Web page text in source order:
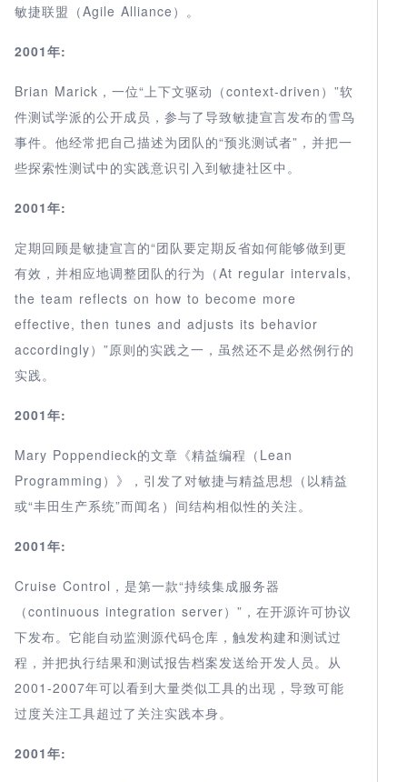
敏捷联盟（Agile Alliance）。
2001年:
Brian Marick，一位“上下文驱动（context-driven）”软
件测试学派的公开成员，参与了导致敏捷宣言发布的雪鸟
事件。他经常把自己描述为团队的“预兆测试者”，并把一
些探索性测试中的实践意识引入到敏捷社区中。
2001年:
定期回顾是敏捷宣言的“团队要定期反省如何能够做到更
有效，并相应地调整团队的行为（At regular intervals,
the team reflects on how to become more
effective, then tunes and adjusts its behavior
accordingly）”原则的实践之一，虽然还不是必然例行的
实践。
2001年:
Mary Poppendieck的文章《精益编程（Lean
Programming）》，引发了对敏捷与精益思想（以精益
或“丰田生产系统”而闻名）间结构相似性的关注。
2001年:
Cruise Control，是第一款“持续集成服务器
（continuous integration server）”，在开源许可协议
下发布。它能自动监测源代码仓库，触发构建和测试过
程，并把执行结果和测试报告档案发送给开发人员。从
2001-2007年可以看到大量类似工具的出现，导致可能
过度关注工具超过了关注实践本身。
2001年: